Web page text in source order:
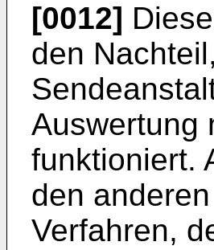
[0012]
den
Auswertung
funktioniert.
den
Verfahren,